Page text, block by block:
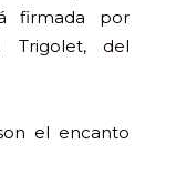
firmada por
Trigolet, del
el encanto